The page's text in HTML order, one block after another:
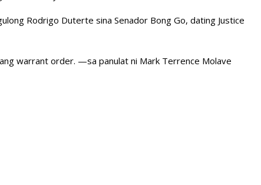
Rodrigo Duterte sina Senador Bong Go, dating Justice
warrant order. —sa panulat ni Mark Terrence Molave